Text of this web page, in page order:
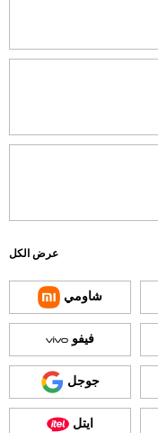
عرض الكل
شاومي
فيفو
جوجل
ايتل